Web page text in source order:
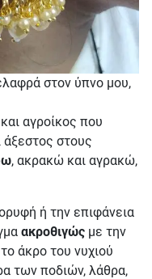
στον ύπνο μου,
αγροίκος που
άξεστος στους
, ακρακώ και αγρακώ,
ή την επιφάνεια
ακροθιγώς με την
άκρο του νυχιού
των ποδιών, λάθρα,